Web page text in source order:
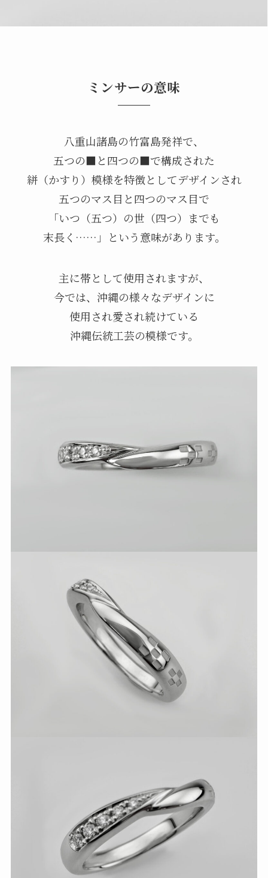
ミンサーの意味
八重山諸島の竹富島発祥で、
五つの■と四つの■で構成された
絣（かすり）模様を特徴としてデザインされ
五つのマス目と四つのマス目で
「いつ（五つ）の世（四つ）までも
末長く……」という意味があります。
主に帯として使用されますが、
今では、沖縄の様々なデザインに
使用され愛され続けている
沖縄伝統工芸の模様です。